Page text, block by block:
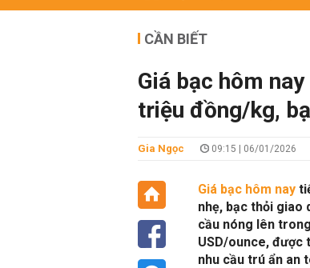
CẦN BIẾT
Giá bạc hôm
triệu đồng/kg,
Gia Ngọc 09:15 | 06/01/2026
Giá bạc hôm nay
nhẹ, bạc thỏi giao
cầu nóng lên
USD/ounce, được
nhu cầu trú ẩn an